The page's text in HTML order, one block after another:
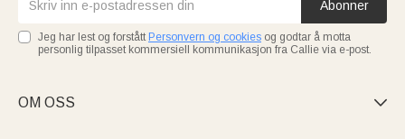
Abonner
Jeg har lest og forstått Personvern og cookies og godtar å motta
personlig tilpasset kommersiell kommunikasjon fra Callie via e-post.
OM OSS 